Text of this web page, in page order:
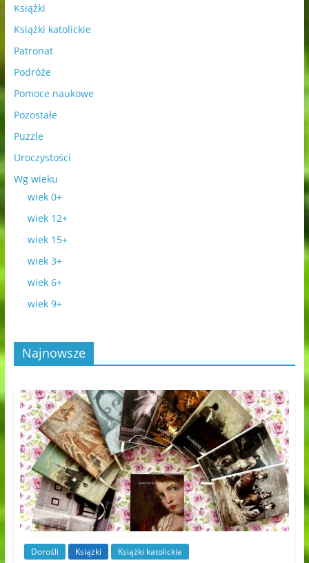
Książki
Książki katolickie
Patronat
Podróże
Pomoce naukowe
Pozostałe
Puzzle
Uroczystości
Wg wieku
wiek 0+
wiek 12+
wiek 15+
wiek 3+
wiek 6+
wiek 9+
Najnowsze
Dorośli Książki Książki katolickie